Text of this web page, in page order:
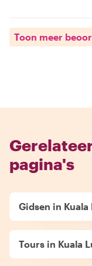
Toon meer
pagina's
Gidsen in Kuala
Tours in Kuala